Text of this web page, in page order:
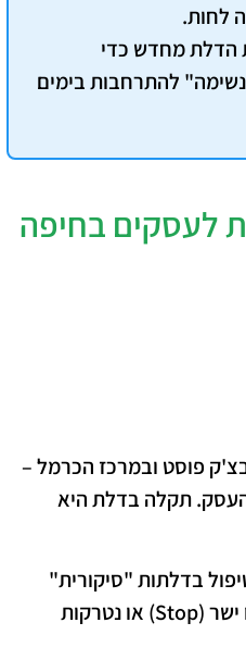
לחות.
הדלת מחדש כדי
להתרחבות בימים
לעסקים בחיפה
פוסט ובמרכז הכרמל –
תקלה בדלת היא
בדלתות "סיקורית"
כבדות שלא נסגרות בקו ישר (Stop) או נטרקות